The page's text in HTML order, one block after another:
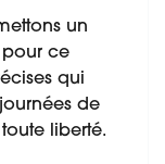
un
ce
qui
de
liberté.